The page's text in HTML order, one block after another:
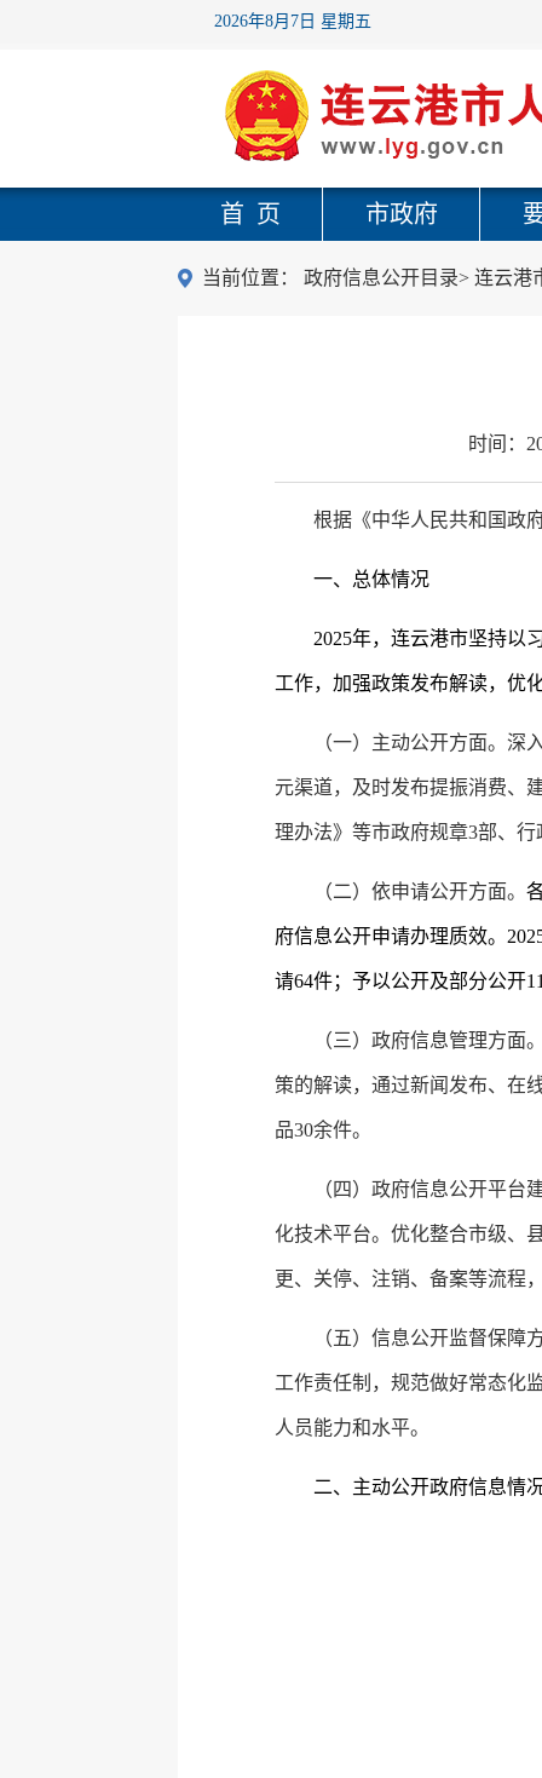
2026年8月7日 星期五
首 页 市政府
当前位置： 政府信息公开目录> 连云港
时间：
根据《中华人民共和国政
一、总体情况
2025年，连云港市坚持以
工作，加强政策发布解读，优
（一）主动公开方面。 深
元渠道，及时发布提振消费、
理办法》等市政府规章3部、
（二）依申请公开方面。
府信息公开申请办理质效。
请64件；予以公开及部分公开
（三）政府信息管理方面
策的解读，通过新闻发布、在
品30余件。
（四）政府信息公开平台
化技术平台。优化整合市级、
更、关停、注销、备案等流程
（五）信息公开监督保障
工作责任制，规范做好常态化
人员能力和水平。
二、主动公开政府信息情